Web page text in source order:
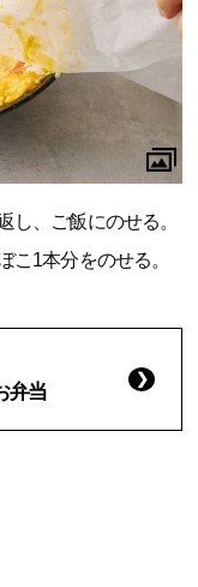
、ご飯にのせる。
こ1本分をのせる。
弁当